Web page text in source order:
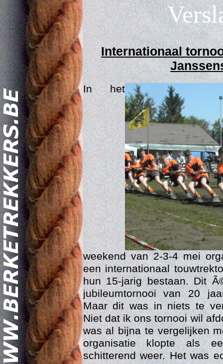
Internationaal
In het
weekend van 2-3-4 mei
een internationaal
hun 15-jarig bestaan. Dit
jubileumtornooi van 20
Maar dit was in niets te
Niet dat ik ons tornooi wil
was al bijna te vergelijken
organisatie klopte als
schitterend weer. Het was